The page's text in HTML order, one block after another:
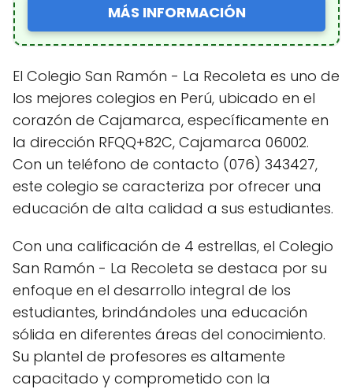
MÁS INFORMACIÓN
El Colegio San Ramón - La Recoleta es uno de
los mejores colegios en Perú, ubicado en el
corazón de Cajamarca, específicamente en
la dirección RFQQ+82C, Cajamarca 06002.
Con un teléfono de contacto (076) 343427,
este colegio se caracteriza por ofrecer una
educación de alta calidad a sus estudiantes.
Con una calificación de 4 estrellas, el Colegio
San Ramón - La Recoleta se destaca por su
enfoque en el desarrollo integral de los
estudiantes, brindándoles una educación
sólida en diferentes áreas del conocimiento.
Su plantel de profesores es altamente
capacitado y comprometido con la